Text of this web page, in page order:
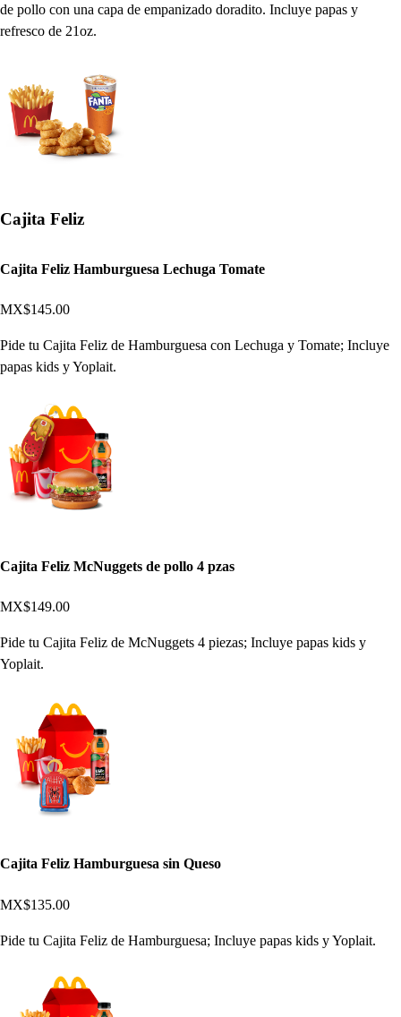
de pollo con una capa de empanizado doradito. Incluye papas y
refresco de 21oz.
Cajita Feliz
Cajita Feliz Hamburguesa Lechuga Tomate
MX$145.00
Pide tu Cajita Feliz de Hamburguesa con Lechuga y Tomate; Incluye
papas kids y Yoplait.
Cajita Feliz McNuggets de pollo 4 pzas
MX$149.00
Pide tu Cajita Feliz de McNuggets 4 piezas; Incluye papas kids y
Yoplait.
Cajita Feliz Hamburguesa sin Queso
MX$135.00
Pide tu Cajita Feliz de Hamburguesa; Incluye papas kids y Yoplait.